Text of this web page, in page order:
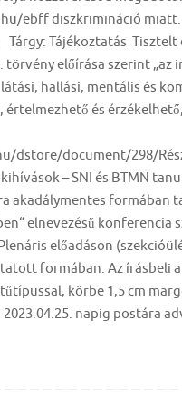
ebff diszkrimináció miatt.
Tájékoztatás
törvény előírása szerint
hallási, mentális és
és
dstore/document/298/
– SNI és BTMN
akadálymentes formában
elnevezésű konferencia
előadáson
formában. Az írásbeli
körbe 1,5 cm
napig postára